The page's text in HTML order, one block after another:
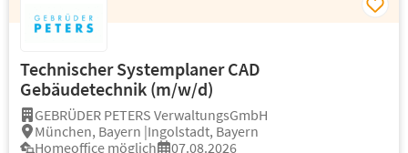
Technischer Systemplaner CAD
Gebäudetechnik (m/w/d)
GEBRÜDER PETERS VerwaltungsGmbH
München, Bayern |Ingolstadt, Bayern
Homeoffice möglich
07.08.2026